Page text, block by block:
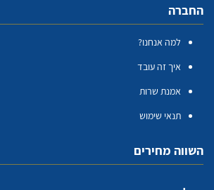
החברה
למה אנחנו?
איך זה עובד
אמנת שרות
תנאי שימוש
השווה מחירים